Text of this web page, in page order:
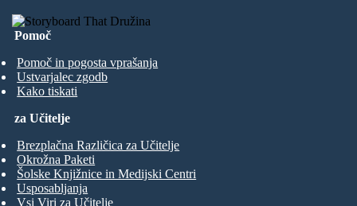
Pomoč
Pomoč in pogosta vprašanja
Ustvarjalec zgodb
Kako tiskati
za Učitelje
Brezplačna Različica za Učitelje
Okrožna Paketi
Šolske Knjižnice in Medijski Centri
Usposabljanja
Vsi Viri za Učitelje